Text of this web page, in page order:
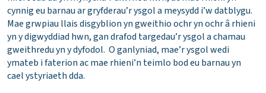
cynnig eu barnau ar gryfderau’r ysgol a meysydd i’w datblygu.
Mae grwpiau llais disgyblion yn gweithio ochr yn ochr â rhieni
yn y digwyddiad hwn, gan drafod targedau’r ysgol a chamau
gweithredu yn y dyfodol. O ganlyniad, mae’r ysgol wedi
ymateb i faterion ac mae rhieni’n teimlo bod eu barnau yn
cael ystyriaeth dda.